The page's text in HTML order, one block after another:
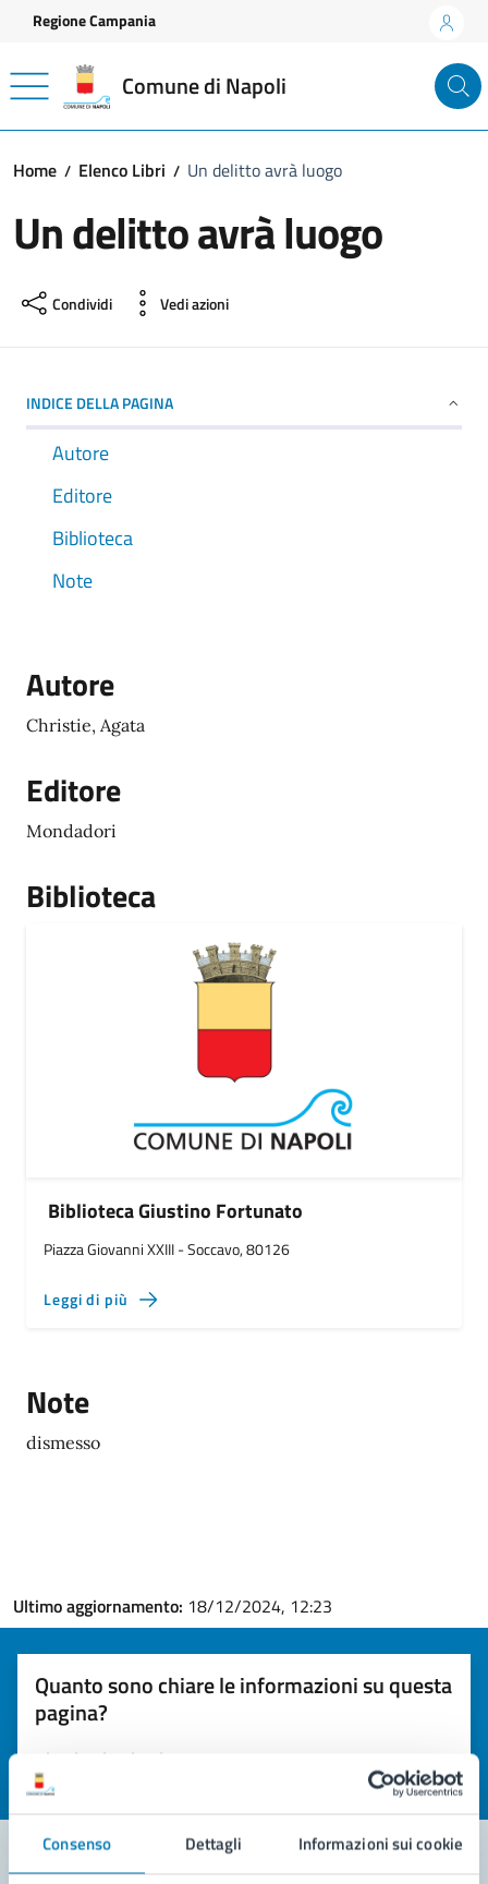
Consenso Dettagli Informazioni sui cookie
Vai ai contenuti
Vai al footer
Regione Campania
Comune di Napoli
Home Elenco Libri Un delitto avrà luogo
Un delitto avrà luogo
Condividi Vedi azioni
INDICE DELLA PAGINA
Autore
Editore
Biblioteca
Note
Autore
Christie, Agata
Editore
Mondadori
Biblioteca
Biblioteca Giustino Fortunato
Piazza Giovanni XXIII - Soccavo, 80126
Leggi di più
Note
dismesso
Ultimo aggiornamento: 18/12/2024, 12:23
Quanto sono chiare le informazioni su questa
pagina?
Valuta la chiarezza delle informazioni (da 1 a 5 stelle)
Seleziona il numero di stelle per valutare la chiarezza delle
Valuta 1 stelle su 5